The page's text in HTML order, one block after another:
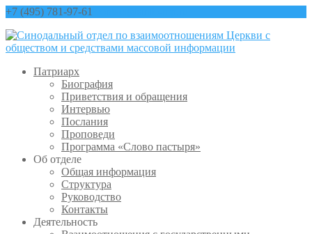
+7 (495) 781-97-61
Патриарх
Биография
Приветствия и обращения
Интервью
Послания
Проповеди
Программа «Слово пастыря»
Об отделе
Общая информация
Структура
Руководство
Контакты
Деятельность